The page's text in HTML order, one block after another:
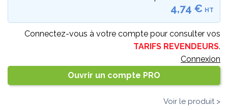
4,74 € HT
Connectez-vous à votre compte pour consulter vos
TARIFS REVENDEURS.
Connexion
Ouvrir un compte PRO
Voir le produit >